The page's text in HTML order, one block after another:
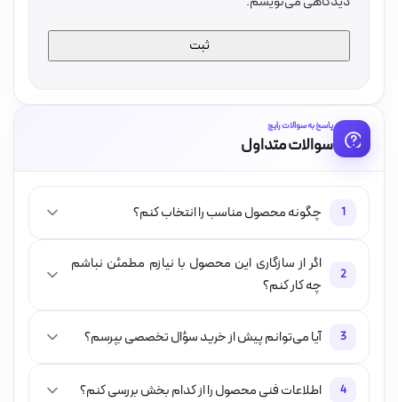
پاسخ به سوالات رایج
سوالات متداول
1 چگونه محصول مناسب را انتخاب کنم؟
2
اگر از سازگاری این محصول با نیازم مطمئن نباشم
چه کار کنم؟
3 آیا می‌توانم پیش از خرید سؤال تخصصی بپرسم؟
4 اطلاعات فنی محصول را از کدام بخش بررسی کنم؟